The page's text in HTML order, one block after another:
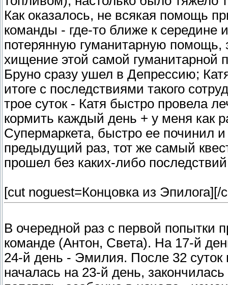
Как оказалось, не всякая помощь
команды - где-то ближе к середине
потерянную гуманитарную
хищение этой самой
Бруно сразу ушел в Депрессию;
итоге с последствиями такого
трое суток - Катя быстро провела
кормить каждый день + у меня как
Супермаркета, быстро ее починил
предыдущий раз, тот же самый
прошел без каких-либо
[cut noguest=Концовка из Эпилога] [/
В очередной раз с первой попытки
команде (Антон, Света). На 17-й
24-й день - Эмилия. После 32
началась на 23-й день,